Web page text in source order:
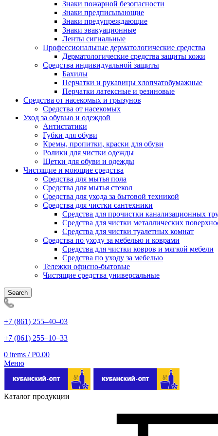
Знаки пожарной безопасности
Знаки предписывающие
Знаки предупреждающие
Знаки эвакуационные
Ленты сигнальные
Профессиональные дерматологические средства
Дерматологические средства защиты кожи
Средства индивидуальной защиты
Бахилы
Перчатки и рукавицы хлопчатобумажные
Перчатки латексные и резиновые
Средства от насекомых и грызунов
Средства от насекомых
Уход за обувью и одеждой
Антистатики
Губки для обуви
Кремы, пропитки, краски для обуви
Ролики для чистки одежды
Щетки для обуви и одежды
Чистящие и моющие средства
Средства для мытья пола
Средства для мытья стекол
Средства для ухода за бытовой техникой
Средства для чистки сантехники
Средства для прочистки канализационных
Средства для чистки металлических
Средства для чистки туалетных комнат
Средства по уходу за мебелью и коврами
Средства для чистки ковров и мягкой мебели
Средства по уходу за мебелью
Тележки офисно-бытовые
Чистящие средства универсальные
Search
+7 (861) 255‒40‒03
+7 (861) 255‒10‒33
0 items / Р0.00
Меню
Каталог продукции